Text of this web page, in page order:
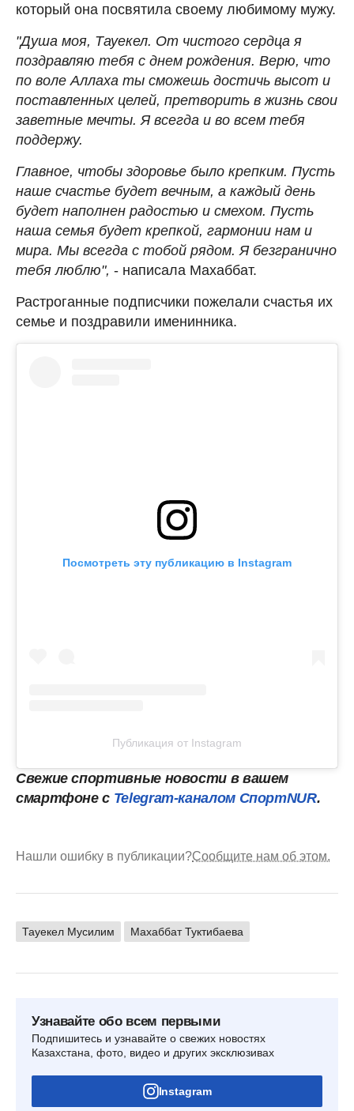
который она посвятила своему любимому мужу.
"Душа моя, Тауекел. От чистого сердца я
поздравляю тебя с днем рождения. Верю, что
по воле Аллаха ты сможешь достичь высот и
поставленных целей, претворить в жизнь свои
заветные мечты. Я всегда и во всем тебя
поддержу.
Главное, чтобы здоровье было крепким. Пусть
наше счастье будет вечным, а каждый день
будет наполнен радостью и смехом. Пусть
наша семья будет крепкой, гармонии нам и
мира. Мы всегда с тобой рядом. Я безгранично
тебя люблю", - написала Махаббат.
Растроганные подписчики пожелали счастья их
семье и поздравили именинника.
Посмотреть эту публикацию в Instagram
Публикация от Instagram
Свежие спортивные новости в вашем
смартфоне с Telegram-каналом СпортNUR.
Нашли ошибку в публикации?Сообщите нам об этом.
Тауекел Мусилим Махаббат Туктибаева
Узнавайте обо всем первыми
Подпишитесь и узнавайте о свежих новостях
Казахстана, фото, видео и других эксклюзивах
Instagram